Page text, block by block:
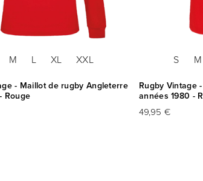
M L XL XXL
- Maillot de rugby Angleterre
Rouge
S M
Rugby Vintage
années 1980 -
49,95 €